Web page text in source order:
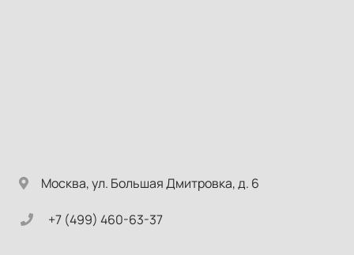
Москва, ул. Большая Дмитровка, д. 6
+7 (499) 460-63-37